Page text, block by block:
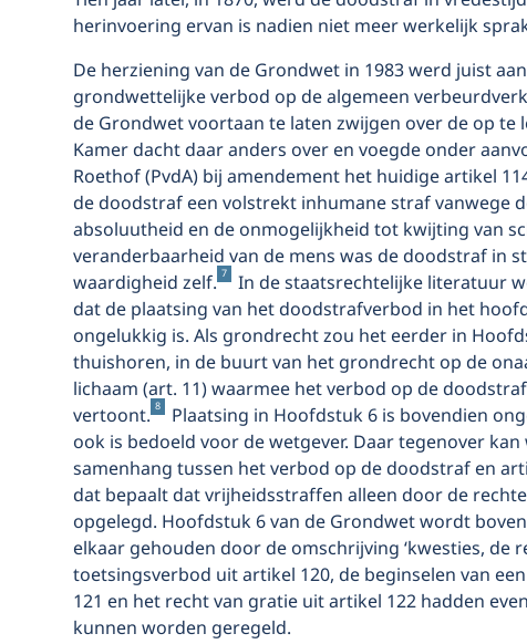
herinvoering ervan is nadien niet meer werkelijk
De herziening van de Grondwet in 1983 werd juist
grondwettelijke verbod op de algemeen
de Grondwet voortaan te laten zwijgen over de op te
Kamer dacht daar anders over en voegde onder
Roethof (PvdA) bij amendement het huidige artikel
de doodstraf een volstrekt inhumane straf vanwege
absoluutheid en de onmogelijkheid tot kwijting van
veranderbaarheid van de mens was de doodstraf in
waardigheid zelf. 7
In de staatsrechtelijke literatuur
dat de plaatsing van het doodstrafverbod in het
ongelukkig is. Als grondrecht zou het eerder in
thuishoren, in de buurt van het grondrecht op de
lichaam (art. 11) waarmee het verbod op de
vertoont. 8
Plaatsing in Hoofdstuk 6 is bovendien
ook is bedoeld voor de wetgever. Daar tegenover
samenhang tussen het verbod op de doodstraf en
dat bepaalt dat vrijheidsstraffen alleen door de
opgelegd. Hoofdstuk 6 van de Grondwet wordt
elkaar gehouden door de omschrijving ‘kwesties, de
toetsingsverbod uit artikel 120, de beginselen van
121 en het recht van gratie uit artikel 122 hadden
kunnen worden geregeld.